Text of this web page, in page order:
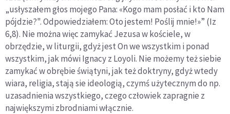
„usłyszałem głos mojego Pana: «Kogo mam posłać i kto Nam
pójdzie?". Odpowiedziałem: Oto jestem! Poślij mnie!»” (Iz
6,8). Nie można więc zamykać Jezusa w kościele, w
obrzędzie, w liturgii, gdyż jest On we wszystkim i ponad
wszystkim, jak mówi Ignacy z Loyoli. Nie możemy też siebie
zamykać w obrębie świątyni, jak też doktryny, gdyż wtedy
wiara, religia, stają sie ideologią, czymś użytecznym do np.
uzasadnienia wszystkiego, czego człowiek zapragnie z
największymi zbrodniami włącznie.